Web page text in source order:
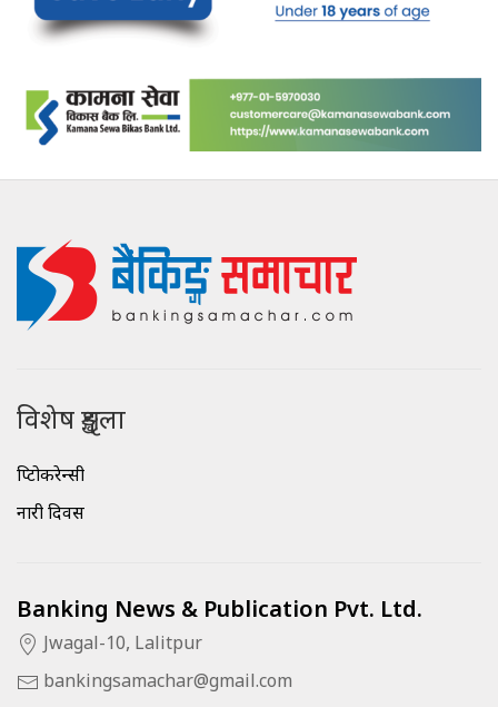
विशेष शृङ्खला
क्रिप्टोकरेन्सी
नारी दिवस
Banking News & Publication Pvt. Ltd.
Jwagal-10, Lalitpur
bankingsamachar@gmail.com